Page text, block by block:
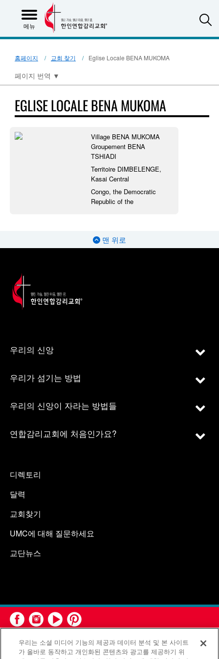
메뉴
홈페이지 교회 찾기 Eglise Locale BENA MUKOMA
페이지 번역 ▼
EGLISE LOCALE BENA MUKOMA
Village BENA MUKOMA
Groupement BENA
TSHIADI
Territoire DIMBELENGE,
Kasai Central
Congo, the Democratic
Republic of the
맨 위로
우리의 신앙
우리가 섬기는 방법
우리의 신앙이 자라는 방법들
연합감리교회에 처음인가요?
디렉토리
달력
교회찾기
UMC에 대해 질문하세요
교단뉴스
우리는 소셜 미디어 기능의 제공과 데이터 분석 및 본 사이트
가 올바로 동작하고 개인화된 콘텐츠와 광고를 제공하기 위